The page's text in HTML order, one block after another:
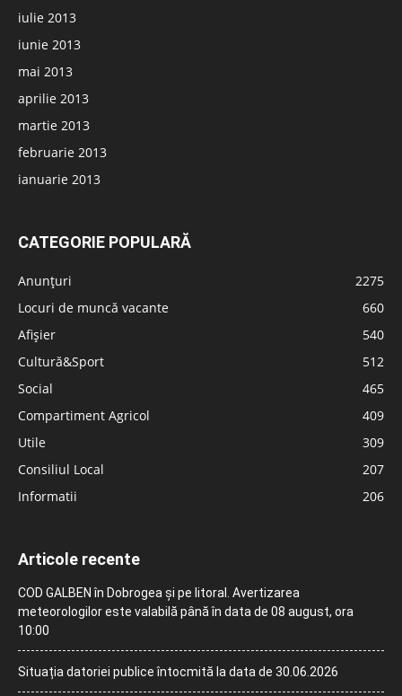
iulie 2013
iunie 2013
mai 2013
aprilie 2013
martie 2013
februarie 2013
ianuarie 2013
CATEGORIE POPULARĂ
Anunțuri
2275
Locuri de muncă vacante
660
Afișier
540
Cultură&Sport
512
Social
465
Compartiment Agricol
409
Utile
309
Consiliul Local
207
Informatii
206
Articole recente
COD GALBEN în Dobrogea și pe litoral. Avertizarea
meteorologilor este valabilă până în data de 08 august, ora
10:00
Situația datoriei publice întocmită la data de 30.06.2026